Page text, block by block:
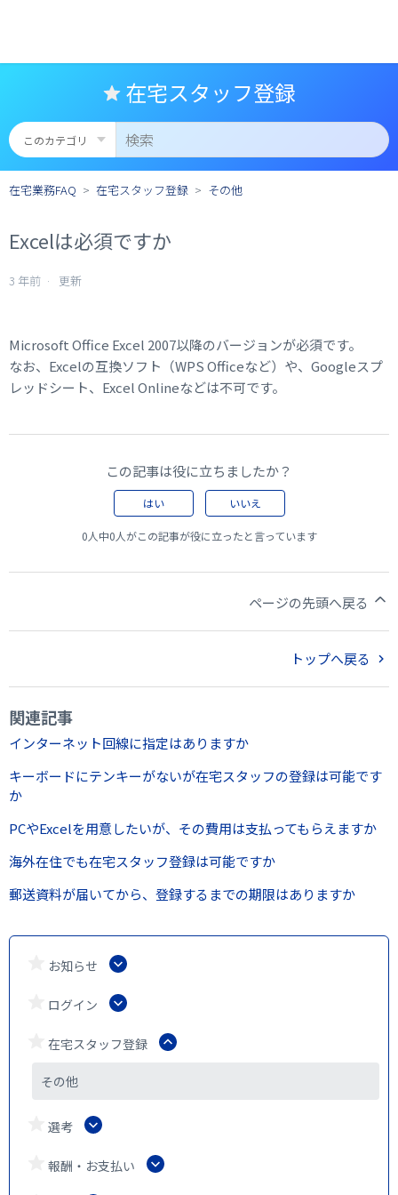
在宅スタッフ登録
在宅業務FAQ 在宅スタッフ登録 その他
お知らせ
ログイン
在宅スタッフ登録
その他
選考
報酬・お支払い
Excelは必須ですか
3 年前 更新
Microsoft Office Excel 2007以降のバージョンが必須です。
なお、Excelの互換ソフト（WPS Officeなど）や、Googleスプ
レッドシート、Excel Onlineなどは不可です。
この記事は役に立ちましたか？
はい いいえ
0人中0人がこの記事が役に立ったと言っています
ページの先頭へ戻る
トップへ戻る
関連記事
インターネット回線に指定はありますか
キーボードにテンキーがないが在宅スタッフの登録は可能です
か
PCやExcelを用意したいが、その費用は支払ってもらえますか
海外在住でも在宅スタッフ登録は可能ですか
郵送資料が届いてから、登録するまでの期限はありますか